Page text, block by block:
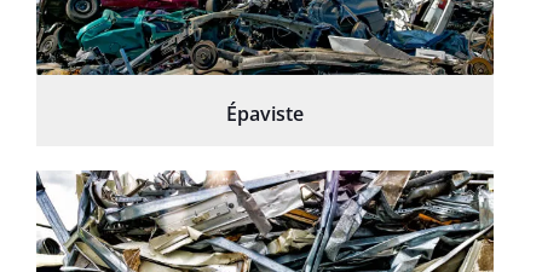
Épaviste